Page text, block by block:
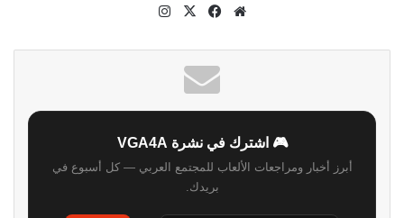
موقع
فيسبوك
‫X
🎮 اشترك في نشرة VGA4A
أبرز أخبار ومراجعات الألعاب للمجتمع العربي — كل أسبوع في
بريدك.